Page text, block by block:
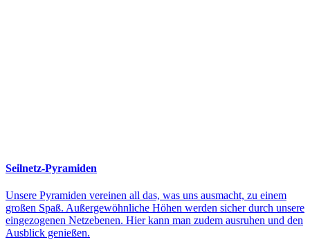
Seilnetz-Pyramiden
Unsere Pyramiden vereinen all das, was uns ausmacht, zu einem
großen Spaß. Außergewöhnliche Höhen werden sicher durch unsere
eingezogenen Netzebenen. Hier kann man zudem ausruhen und den
Ausblick genießen.